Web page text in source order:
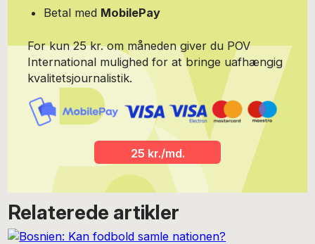
Betal med MobilePay
For kun 25 kr. om måneden giver du POV
International mulighed for at bringe uafhængig
kvalitetsjournalistik.
25 kr./md.
Relaterede artikler